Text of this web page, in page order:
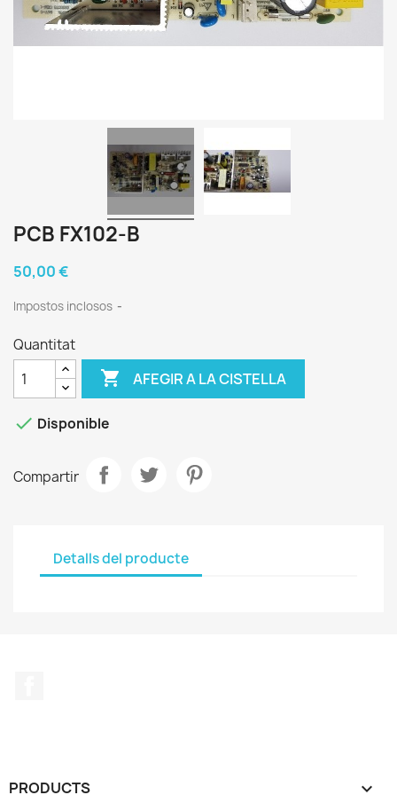
PCB FX102-B
50,00 €
Impostos inclosos
Quantitat
 AFEGIR A LA CISTELLA
 Disponible
Compartir
Detalls del producte
PRODUCTS 